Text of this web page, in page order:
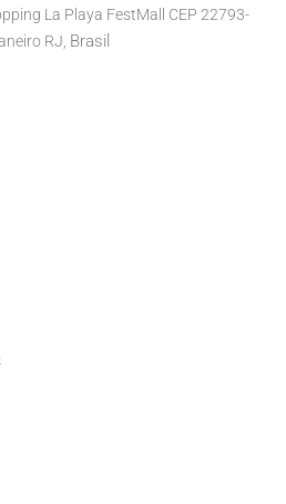
La Playa FestMall CEP 22793-
RJ, Brasil